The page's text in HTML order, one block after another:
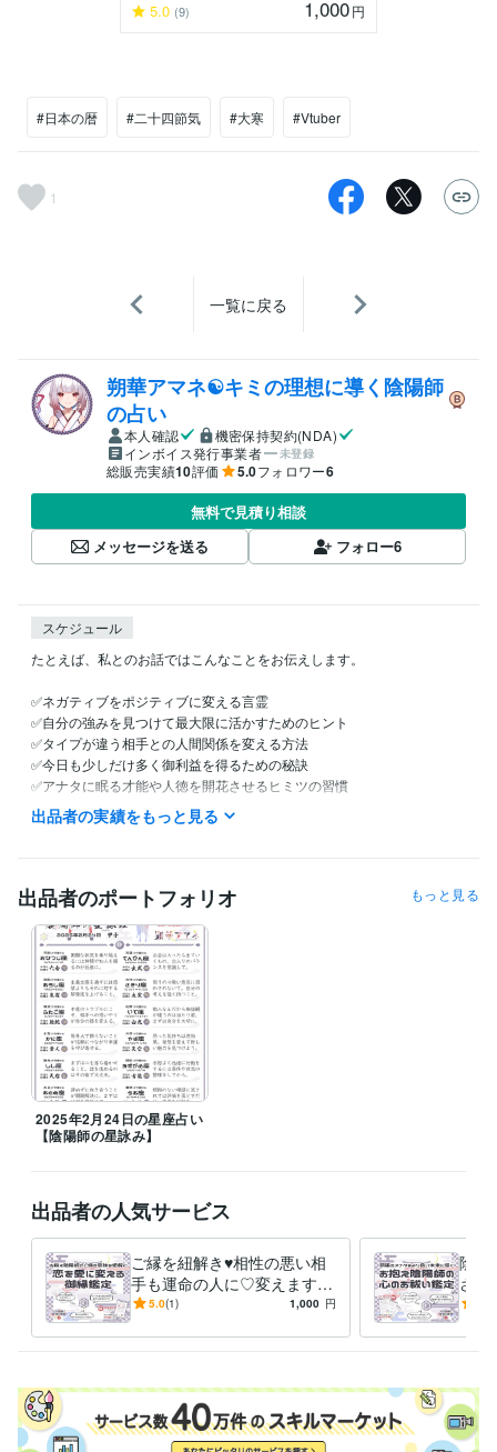
5.0 (9) 1,000円
#日本の暦 #二十四節気 #大寒 #Vtuber
1
一覧に戻る
朔華アマネ☯キミの理想に導く陰陽師
の占い
本人確認
機密保持契約(NDA)
インボイス発行事業者
未登録
総販売実績10評価 5.0フォロワー6
無料で見積り相談
メッセージを送る
フォロー6
スケジュール
たとえば、私とのお話ではこんなことをお伝えします。
✅ネガティブをポジティブに変える言霊
✅自分の強みを見つけて最大限に活かすためのヒント
✅タイプが違う相手との人間関係を変える方法
✅今日も少しだけ多く御利益を得るための秘訣
✅アナタに眠る才能や人徳を開花させるヒミツの習慣
✅今より自分を好きになり成長させるコツ
✅忘れられない過去の変えて前に進む裏ワザ
出品者の実績をもっと見る
出品者のポートフォリオ もっと見る
2025年2月24日の星座占い
【陰陽師の星詠み】
出品者の人気サービス
ご縁を紐解き♥相性の悪い相
手も運命の人に♡変えます
恋愛・相性・片思い・縁結
5.0(1) 1,000 円
陰陽
させ
タイ
ップ